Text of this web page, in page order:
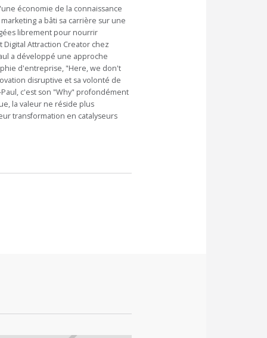
économie de la connaissance
a bâti sa carrière sur une
librement pour nourrir
Attraction Creator chez
a développé une approche
d'entreprise, "Here, we don't
disruptive et sa volonté de
c'est son "Why" profondément
la valeur ne réside plus
transformation en catalyseurs